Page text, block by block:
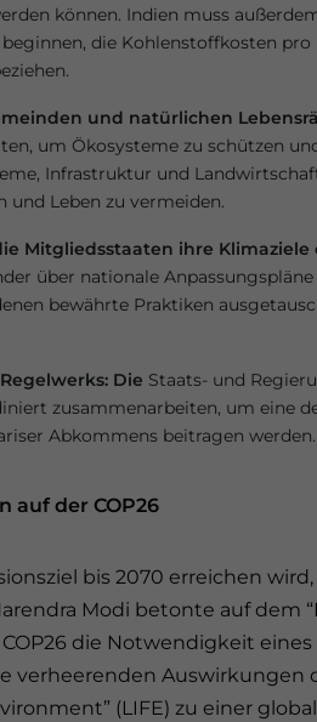
können. Indien muss
die Kohlenstoffkosten pro
und natürlichen
um Ökosysteme zu schützen
Infrastruktur und
und Leben zu vermeiden.
Mitgliedsstaaten ihre Klimaziele
über nationale
bewährte Praktiken
Die Staats- und
zusammenarbeiten, um eine
Abkommens beitragen werden.
auf der COP26
bis 2070 erreichen
Modi betonte auf dem
die Notwendigkeit eines
verheerenden Auswirkungen
(LIFE) zu einer